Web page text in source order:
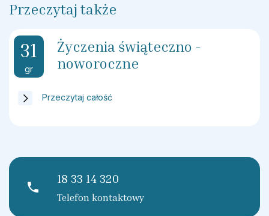
phone
18 33 14 320
Telefon kontaktowy
Przeczytaj także
31
gr
Życzenia świąteczno -
noworoczne
Przeczytaj całość